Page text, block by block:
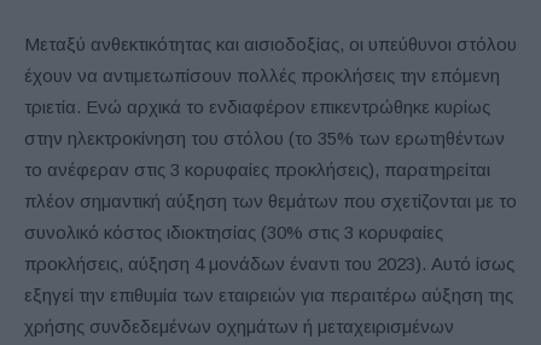
Μεταξύ ανθεκτικότητας και αισιοδοξίας, οι υπεύθυνοι στόλου
έχουν να αντιμετωπίσουν πολλές προκλήσεις την επόμενη
τριετία. Ενώ αρχικά το ενδιαφέρον επικεντρώθηκε κυρίως
στην ηλεκτροκίνηση του στόλου (το 35% των ερωτηθέντων
το ανέφεραν στις 3 κορυφαίες προκλήσεις), παρατηρείται
πλέον σημαντική αύξηση των θεμάτων που σχετίζονται με το
συνολικό κόστος ιδιοκτησίας (30% στις 3 κορυφαίες
προκλήσεις, αύξηση 4 μονάδων έναντι του 2023). Αυτό ίσως
εξηγεί την επιθυμία των εταιρειών για περαιτέρω αύξηση της
χρήσης συνδεδεμένων οχημάτων ή μεταχειρισμένων